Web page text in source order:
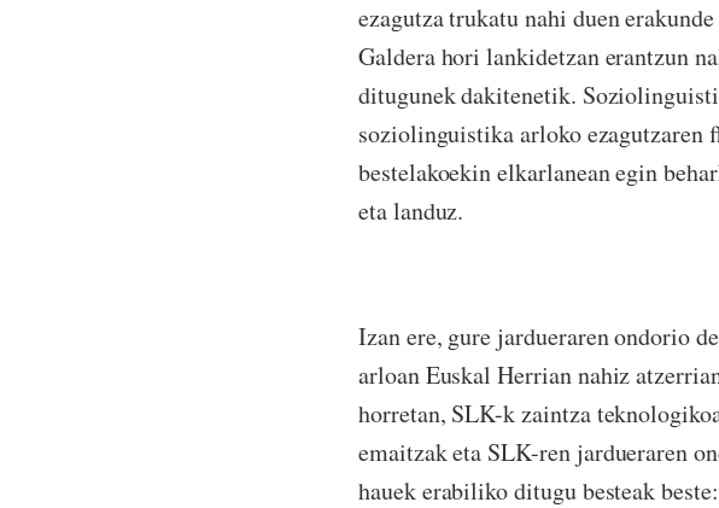
ezagutza trukatu nahi duen
Galdera hori lankidetzan erantzun
ditugunek dakitenetik.
soziolinguistika arloko ezagutzaren
bestelakoekin elkarlanean egin
eta landuz.
Izan ere, gure jardueraren ondorio
arloan Euskal Herrian nahiz
horretan, SLK-k zaintza
emaitzak eta SLK-ren jardueraren
hauek erabiliko ditugu besteak beste: